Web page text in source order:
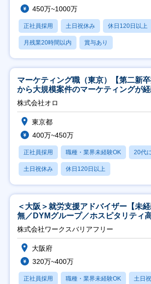
450万~1000万
正社員採用 土日祝休み 休日120日以上
月残業20時間以内 賞与あり
マーケティング職（東京）【第二新
から大規模案件のマーケティングが
修充実】
株式会社オロ
東京都
400万~450万
正社員採用 職種・業界未経験OK 20代
土日祝休み 休日120日以上
＜大阪＞就労支援アドバイザー【未
無／DYMグループ／ホスピタリティ
日祝】
株式会社ワークスバリアフリー
大阪府
320万~400万
正社員採用 職種・業界未経験OK 土日